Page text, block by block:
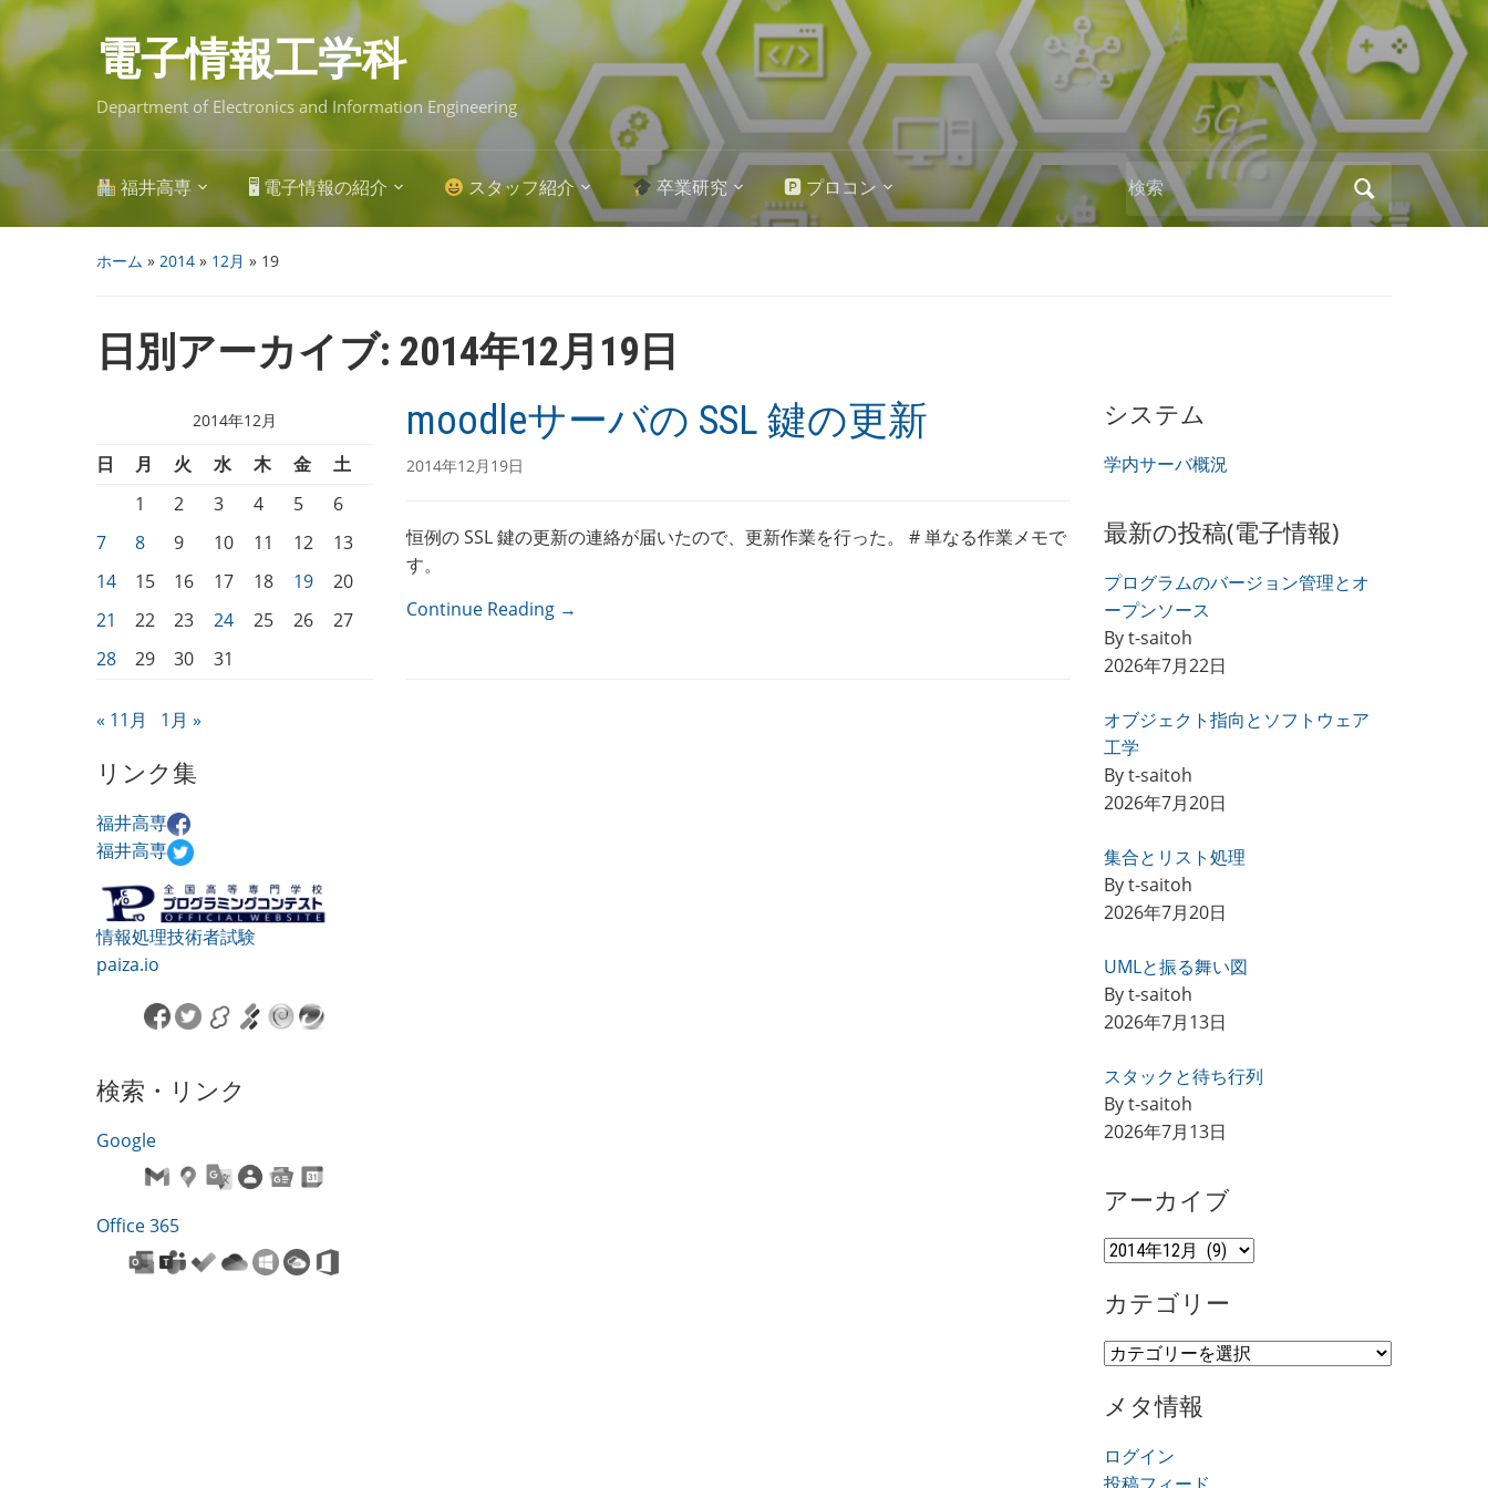
Skip
to
main
content 電子情報工学科
Department of Electronics and Information Engineering
福井高専 🖥 電子情報の紹介 スタッフ紹介 卒業研究 🅿 プロコン
Search
for:
ホーム » 2014 » 12月 » 19
日別アーカイブ: 2014年12月19日
2014年12月
日 月 火 水 木 金
土
1
2 3 4 5
6
7
8 9 10 11 12
13
14
15 16 17 18 19
20
21
22 23 24 25 26
27
28
29 30 31
« 11月 1月 »
リンク集
福井高専
福井高専
情報処理技術者試験
paiza.io
検索・リンク
Google
Office 365
moodleサーバの SSL 鍵の更新
2014年12月19日
恒例の SSL 鍵の更新の連絡が届いたので、更新作業を行った。 # 単なる作業メモで
す。
Continue Reading →
システム
学内サーバ概況
最新の投稿(電子情報)
プログラムのバージョン管理とオ
ープンソース
By t-saitoh
2026年7月22日
オブジェクト指向とソフトウェア
工学
By t-saitoh
2026年7月20日
集合とリスト処理
By t-saitoh
2026年7月20日
UMLと振る舞い図
By t-saitoh
2026年7月13日
スタックと待ち行列
By t-saitoh
2026年7月13日
アーカイブ
ア
カ
ブ
カテゴリー
カ
ゴ
ー
メタ情報
ログイン